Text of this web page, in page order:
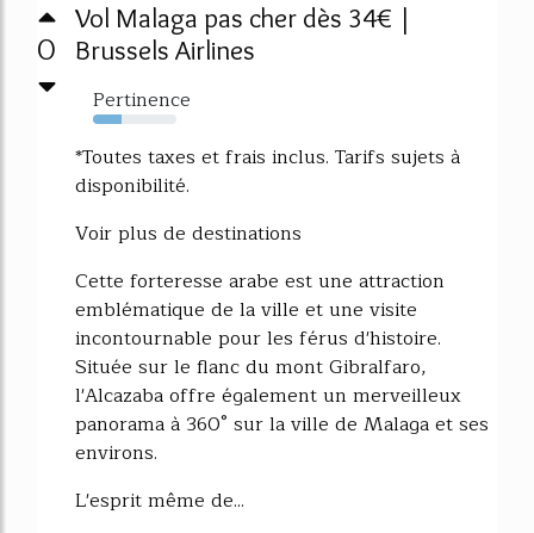
0
Vol Malaga pas cher dès 34€ |
Brussels Airlines
Pertinence
34%
*Toutes taxes et frais inclus. Tarifs sujets à
disponibilité.
Voir plus de destinations
Cette forteresse arabe est une attraction
emblématique de la ville et une visite
incontournable pour les férus d'histoire.
Située sur le flanc du mont Gibralfaro,
l'Alcazaba offre également un merveilleux
panorama à 360° sur la ville de Malaga et ses
environs.
L'esprit même de...